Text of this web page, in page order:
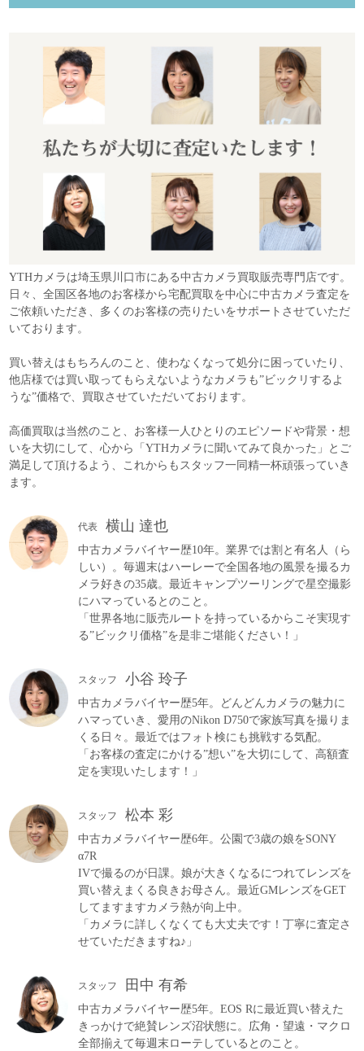
YTHカメラは埼玉県川口市にある中古カメラ買取販売専門店です。
日々、全国区各地のお客様から宅配買取を中心に中古カメラ査定を
ご依頼いただき、多くのお客様の売りたいをサポートさせていただ
いております。
買い替えはもちろんのこと、使わなくなって処分に困っていたり、
他店様では買い取ってもらえないようなカメラも”ビックリするよ
うな”価格で、買取させていただいております。
高価買取は当然のこと、お客様一人ひとりのエピソードや背景・想
いを大切にして、心から「YTHカメラに聞いてみて良かった」とご
満足して頂けるよう、これからもスタッフ一同精一杯頑張っていき
ます。
代表 横山 達也
中古カメラバイヤー歴10年。業界では割と有名人（ら
しい）。毎週末はハーレーで全国各地の風景を撮るカ
メラ好きの35歳。最近キャンプツーリングで星空撮影
にハマっているとのこと。
「世界各地に販売ルートを持っているからこそ実現す
る”ビックリ価格”を是非ご堪能ください！」
スタッフ 小谷 玲子
中古カメラバイヤー歴5年。どんどんカメラの魅力に
ハマっていき、愛用のNikon D750で家族写真を撮りま
くる日々。最近ではフォト検にも挑戦する気配。
「お客様の査定にかける”想い”を大切にして、高額査
定を実現いたします！」
スタッフ 松本 彩
中古カメラバイヤー歴6年。公園で3歳の娘をSONY
α7R
IVで撮るのが日課。娘が大きくなるにつれてレンズを
買い替えまくる良きお母さん。最近GMレンズをGET
してますますカメラ熱が向上中。
「カメラに詳しくなくても大丈夫です！丁寧に査定さ
せていただきますね♪」
スタッフ 田中 有希
中古カメラバイヤー歴5年。EOS Rに最近買い替えた
きっかけで絶賛レンズ沼状態に。広角・望遠・マクロ
全部揃えて毎週末ローテしているとのこと。